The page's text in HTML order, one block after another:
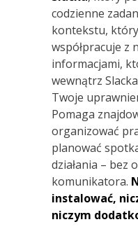
codzienne
kontekstu,
współpracuje z
informacjami,
wewnątrz
Twoje
Pomaga
organizować
planować
działania – bez
komunikatora.
instalować,
niczym